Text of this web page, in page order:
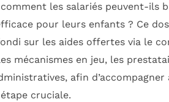
les salariés peuvent-ils
pour leurs enfants ? Ce
sur les aides offertes via le
mécanismes en jeu, les
afin d’accompagner
cruciale.